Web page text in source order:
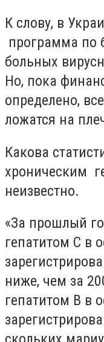
К слову, в
программа по
больных
Но, пока
определено,
ложатся на
Какова
хроническим
неизвестно.
«За прошлый
гепатитом С в
ниже, чем за
гепатитом В в